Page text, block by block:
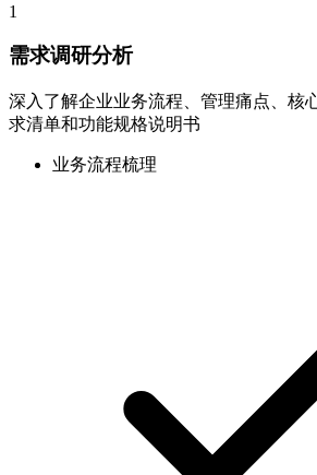
1
需求调研分析
深入了解企业业务流程、管理痛点、核
求清单和功能规格说明书
业务流程梳理